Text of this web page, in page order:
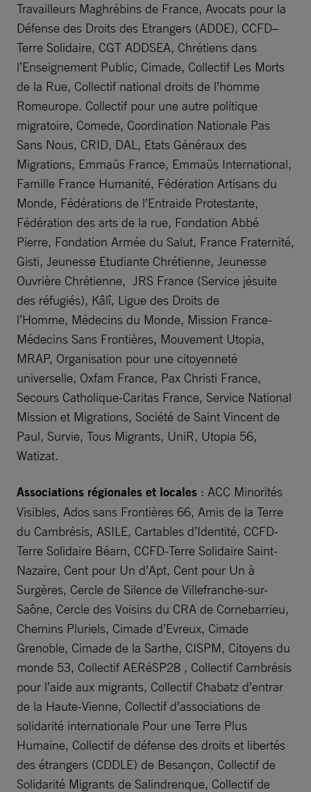
Travailleurs Maghrébins de France, Avocats pour la
Défense des Droits des Etrangers (ADDE), CCFD–
Terre Solidaire, CGT ADDSEA, Chrétiens dans
l’Enseignement Public, Cimade, Collectif Les Morts
de la Rue, Collectif national droits de l’homme
Romeurope. Collectif pour une autre politique
migratoire, Comede, Coordination Nationale Pas
Sans Nous, CRID, DAL, Etats Généraux des
Migrations, Emmaüs France, Emmaüs International,
Famille France Humanité, Fédération Artisans du
Monde, Fédérations de l’Entraide Protestante,
Fédération des arts de la rue, Fondation Abbé
Pierre, Fondation Armée du Salut, France Fraternité,
Gisti, Jeunesse Etudiante Chrétienne, Jeunesse
Ouvrière Chrétienne, JRS France (Service jésuite
des réfugiés), Kâlî, Ligue des Droits de
l’Homme, Médecins du Monde, Mission France-
Médecins Sans Frontières, Mouvement Utopia,
MRAP, Organisation pour une citoyenneté
universelle, Oxfam France, Pax Christi France,
Secours Catholique-Caritas France, Service National
Mission et Migrations, Société de Saint Vincent de
Paul, Survie, Tous Migrants, UniR, Utopia 56,
Watizat.
Associations régionales et locales : ACC Minorités
Visibles, Ados sans Frontières 66, Amis de la Terre
du Cambrésis, ASILE, Cartables d’Identité, CCFD-
Terre Solidaire Béarn, CCFD-Terre Solidaire Saint-
Nazaire, Cent pour Un d’Apt, Cent pour Un à
Surgères, Cercle de Silence de Villefranche-sur-
Saône, Cercle des Voisins du CRA de Cornebarrieu,
Chemins Pluriels, Cimade d’Evreux, Cimade
Grenoble, Cimade de la Sarthe, CISPM, Citoyens du
monde 53, Collectif AERéSP28 , Collectif Cambrésis
pour l’aide aux migrants, Collectif Chabatz d’entrar
de la Haute-Vienne, Collectif d’associations de
solidarité internationale Pour une Terre Plus
Humaine, Collectif de défense des droits et libertés
des étrangers (CDDLE) de Besançon, Collectif de
Solidarité Migrants de Salindrenque, Collectif de